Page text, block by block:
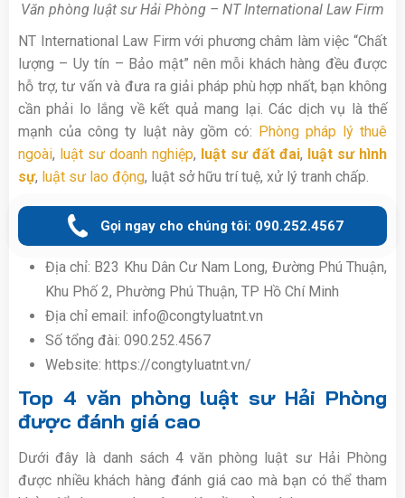
Văn phòng luật sư Hải Phòng – NT International Law Firm
NT International Law Firm với phương châm làm việc “Chất
lượng – Uy tín – Bảo mật” nên mỗi khách hàng đều được
hỗ trợ, tư vấn và đưa ra giải pháp phù hợp nhất, bạn không
cần phải lo lắng về kết quả mang lại. Các dịch vụ là thế
mạnh của công ty luật này gồm có: Phòng pháp lý thuê
ngoài, luật sư doanh nghiệp, luật sư đất đai, luật sư hình
sự, luật sư lao động, luật sở hữu trí tuệ, xử lý tranh chấp.
Gọi ngay cho chúng tôi: 090.252.4567
Địa chỉ: B23 Khu Dân Cư Nam Long, Đường Phú Thuận,
Khu Phố 2, Phường Phú Thuận, TP Hồ Chí Minh
Địa chỉ email: info@congtyluatnt.vn
Số tổng đài: 090.252.4567
Website: https://congtyluatnt.vn/
Top 4 văn phòng luật sư Hải Phòng
được đánh giá cao
Dưới đây là danh sách 4 văn phòng luật sư Hải Phòng
được nhiều khách hàng đánh giá cao mà bạn có thể tham